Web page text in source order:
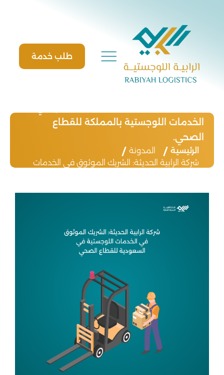
content
طلب خدمة
الخدمات اللوجستية بالمملكة للقطاع
الصحي.
الرئيسية
المدونة
شركة الرابية الحديثة: الشريك الموثوق في الخدمات